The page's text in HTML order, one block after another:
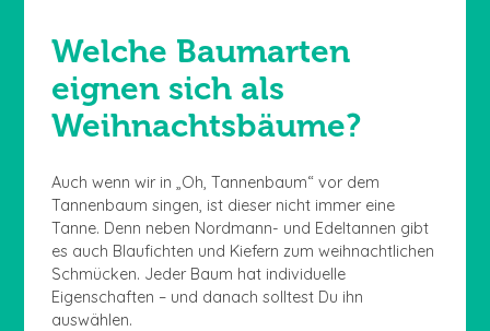
Welche Baumarten
eignen sich als
Weihnachtsbäume?
Auch wenn wir in „Oh, Tannenbaum“ vor dem
Tannenbaum singen, ist dieser nicht immer eine
Tanne. Denn neben Nordmann- und Edeltannen gibt
es auch Blaufichten und Kiefern zum weihnachtlichen
Schmücken. Jeder Baum hat individuelle
Eigenschaften – und danach solltest Du ihn
auswählen.